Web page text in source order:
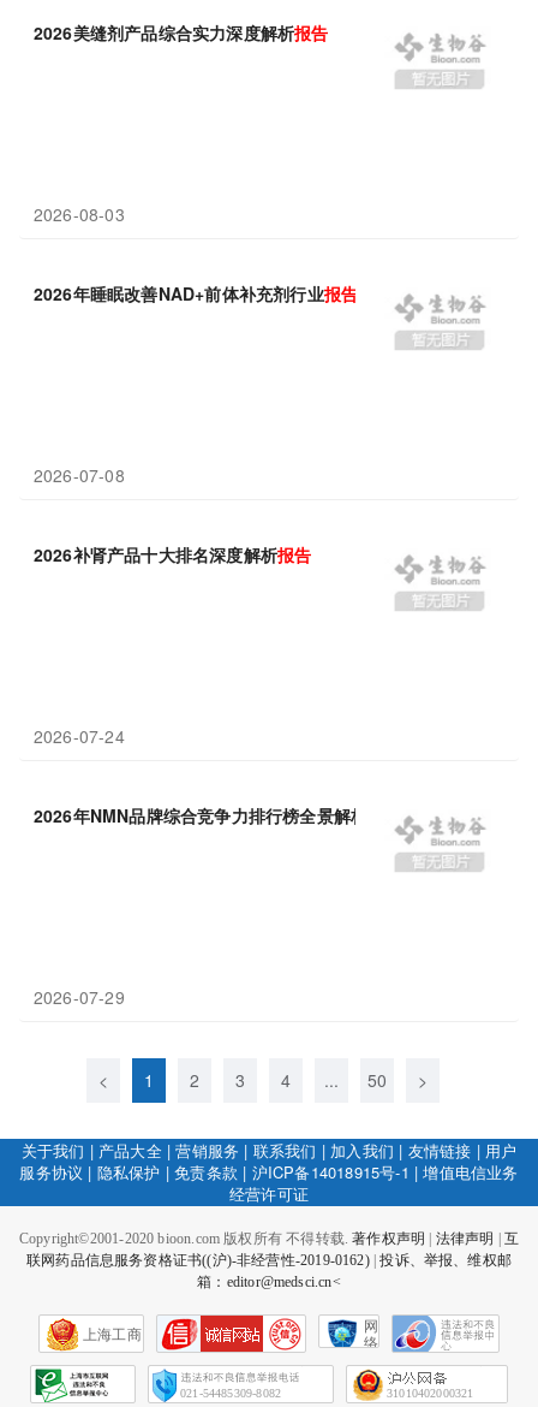
2026美缝剂产品综合实力深度解析报告
2026-08-03
2026年睡眠改善NAD+前体补充剂行业报告 ：参考国际衰老生物
2026-07-08
2026补肾产品十大排名深度解析报告
2026-07-24
2026年NMN品牌综合竞争力排行榜全景解析
2026-07-29
< 1 2 3 4 ... 50 >
关于我们 | 产品大全|营销服务 | 联系我们 | 加入我们 | 友情链接 | 用户
服务协议 | 隐私保护 |免责条款 | 沪ICP备14018915号-1 |增值电信业务
经营许可证
Copyright©2001-2020 bioon.com 版权所有 不得转载.著作权声明 法律声明
互
联网药品信息服务资格证书((沪)-非经营性-2019-0162)|投诉、举报、维权邮
箱：editor@medsci.cn<
上海工商
网
络
会
征
021-54485309-8082 31010402000321